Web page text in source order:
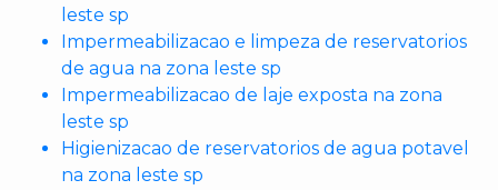
leste sp
Impermeabilizacao e limpeza de reservatorios
de agua na zona leste sp
Impermeabilizacao de laje exposta na zona
leste sp
Higienizacao de reservatorios de agua potavel
na zona leste sp